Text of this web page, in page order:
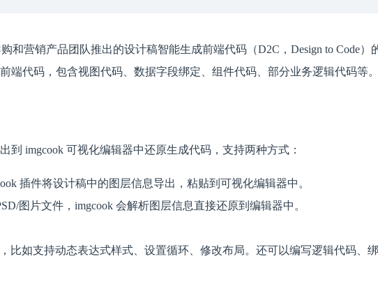
和营销产品团队推出的设计稿智能生成前端代码（D2C，Design to Code
端代码，包含视图代码、数据字段绑定、组件代码、部分业务逻辑代码等。
imgcook 可视化编辑器中还原生成代码，支持两种方式：
插件将设计稿中的图层信息导出，粘贴到可视化编辑器中。
图片文件，imgcook 会解析图层信息直接还原到编辑器中。
比如支持动态表达式样式、设置循环、修改布局。还可以编写逻辑代码、绑